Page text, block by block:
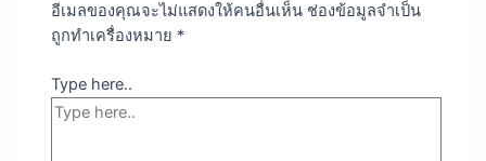
อีเมลของคุณจะไม่แสดงให้คนอื่นเห็น ช่องข้อมูลจำเป็น
ถูกทำเครื่องหมาย *
Type here..